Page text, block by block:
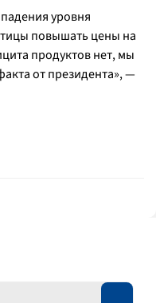
уровня
повышать цены на
продуктов нет, мы
от президента», —